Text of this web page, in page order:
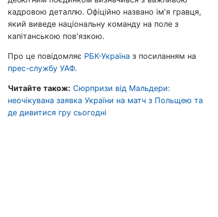
кадровою деталлю. Офіційно названо ім'я гравця,
який виведе національну команду на поле з
капітанською пов'язкою.
Про це повідомляє РБК-Україна з посиланням на
прес-службу УАФ.
Читайте також: Сюрпризи від Мальдери:
неочікувана заявка України на матч з Польщею та
де дивитися гру сьогодні